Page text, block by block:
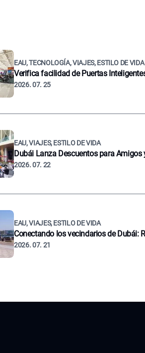
EAU, TECNOLOGÍA, VIAJES, ESTILO DE VIDA
Verifica facilidad de Puertas
2026. 07. 25
EAU, VIAJES, ESTILO DE VIDA
Dubái Lanza Descuentos para Amigos
2026. 07. 22
EAU, VIAJES, ESTILO DE VIDA
Conectando los vecindarios de Dubái:
2026. 07. 21